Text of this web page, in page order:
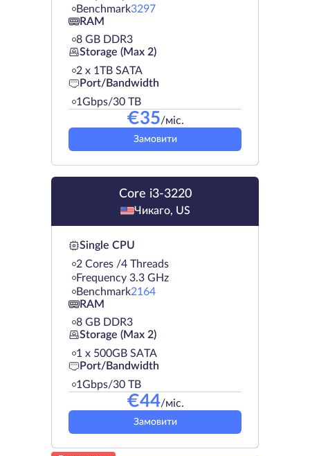
Benchmark3297
RAM
8 GB DDR3
Storage (Max 2)
2 х 1TB SATA
Port/Bandwidth
1Gbps/30 TB
€35/міс.
Замовити
Core i3-3220
Чикаго, US
Single CPU
2 Cores /4 Threads
Frequency 3.3 GHz
Benchmark2164
RAM
8 GB DDR3
Storage (Max 2)
1 х 500GB SATA
Port/Bandwidth
1Gbps/30 TB
€44/міс.
Замовити